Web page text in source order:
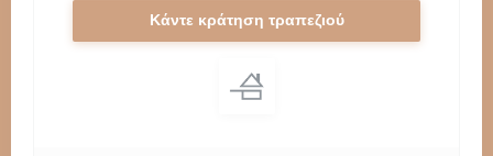
Κάντε κράτηση τραπεζιού